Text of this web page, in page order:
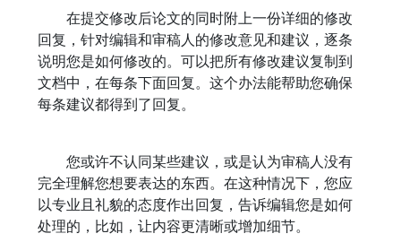
在提交修改后论文的同时附上一份详细的修改
回复，针对编辑和审稿人的修改意见和建议，逐条
说明您是如何修改的。可以把所有修改建议复制到
文档中，在每条下面回复。这个办法能帮助您确保
每条建议都得到了回复。
您或许不认同某些建议，或是认为审稿人没有
完全理解您想要表达的东西。在这种情况下，您应
以专业且礼貌的态度作出回复，告诉编辑您是如何
处理的，比如，让内容更清晰或增加细节。